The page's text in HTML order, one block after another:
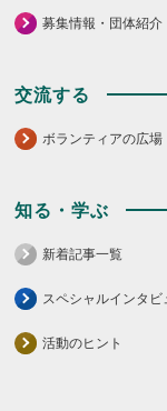
募集情報・団体紹介
交流する
ボランティアの広場
知る・学ぶ
新着記事一覧
スペシャルインタビ
活動のヒント